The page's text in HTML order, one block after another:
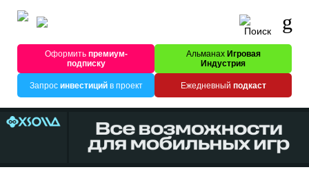
Оформитьпремиум-
подписку
Альманах Игровая
Индустрия
Запрос инвестицийв проект Ежедневный подкаст